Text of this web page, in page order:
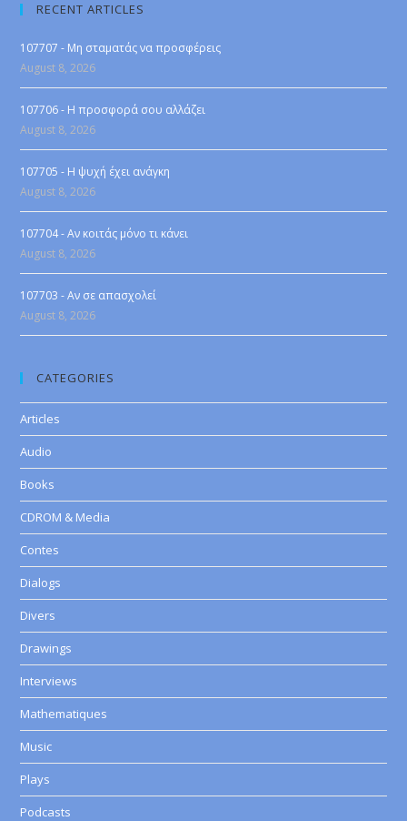
RECENT ARTICLES
107707 - Μη σταματάς να προσφέρεις
August 8, 2026
107706 - Η προσφορά σου αλλάζει
August 8, 2026
107705 - Η ψυχή έχει ανάγκη
August 8, 2026
107704 - Αν κοιτάς μόνο τι κάνει
August 8, 2026
107703 - Αν σε απασχολεί
August 8, 2026
CATEGORIES
Articles
Audio
Books
CDROM & Media
Contes
Dialogs
Divers
Drawings
Interviews
Mathematiques
Music
Plays
Podcasts